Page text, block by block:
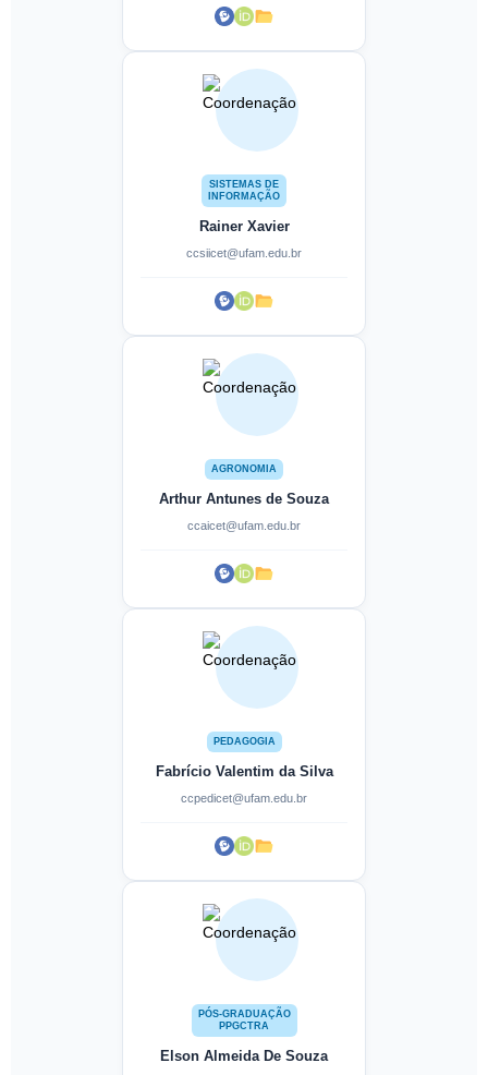
SISTEMAS DE
INFORMAÇÃO
Rainer Xavier
ccsiicet@ufam.edu.br
AGRONOMIA
Arthur Antunes de Souza
ccaicet@ufam.edu.br
PEDAGOGIA
Fabrício Valentim da Silva
ccpedicet@ufam.edu.br
PÓS-GRADUAÇÃO
PPGCTRA
Elson Almeida De Souza